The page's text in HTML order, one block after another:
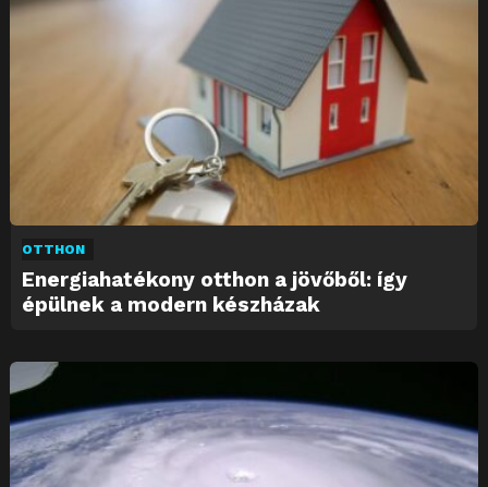
OTTHON
Energiahatékony otthon a jövőből: így
épülnek a modern készházak